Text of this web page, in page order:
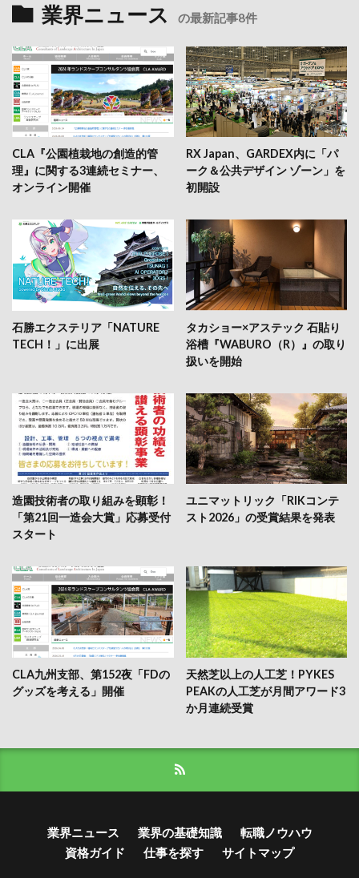
業界ニュース の最新記事8件
CLA『公園植栽地の創造的管
理』に関する3連続セミナー、
オンライン開催
RX Japan、GARDEX内に「パ
ーク＆公共デザイン ゾーン」を
初開設
石勝エクステリア「NATURE
TECH！」に出展
タカショー×アステック 石貼り
浴槽『WABURO（R）』の取り
扱いを開始
造園技術者の取り組みを顕彰！
「第21回一造会大賞」応募受付
スタート
ユニマットリック「RIKコンテ
スト2026」の受賞結果を発表
CLA九州支部、第152夜「FDの
グッズを考える」開催
天然芝以上の人工芝！PYKES
PEAKの人工芝が月間アワード3
か月連続受賞
業界ニュース 業界の基礎知識
転職ノウハウ
資格ガイド
仕事を探す サイトマップ